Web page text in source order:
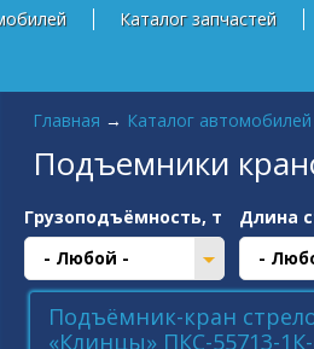
Каталог запчастей
Главная → Каталог автомобилей
Подъемники
Грузоподъёмность, т
- Любой -
Длина
-
Подъёмник-кран
«Клинцы» ПКС-55713-